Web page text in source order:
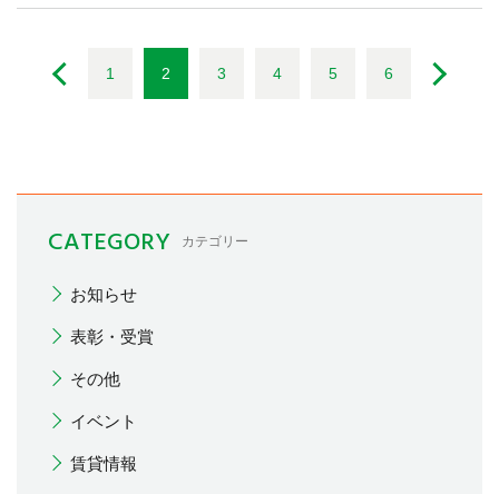
1 2 3 4 5 6
CATEGORY カテゴリー
お知らせ
表彰・受賞
その他
イベント
賃貸情報